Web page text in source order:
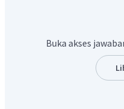
Jadi, jawaban yang tepat
Buka akses